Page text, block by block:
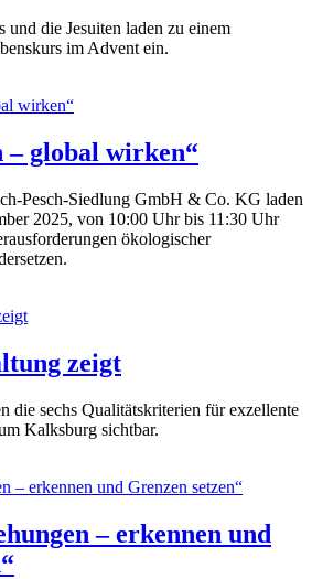
und die Jesuiten laden zu einem
im Advent ein.
– global wirken“
Pesch-Siedlung GmbH & Co. KG laden
2025, von 10:00 Uhr bis 11:30 Uhr
ökologischer
zeigt
die sechs Qualitätskriterien für exzellente
Kalksburg sichtbar.
– erkennen und